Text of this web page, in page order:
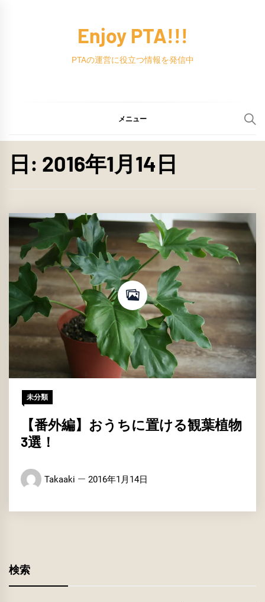
Enjoy PTA!!!
PTAの運営に役立つ情報を発信中
メニュー
日: 2016年1月14日
未分類
【番外編】おうちに置ける観葉植物
3選！
Takaaki 2016年1月14日
検索